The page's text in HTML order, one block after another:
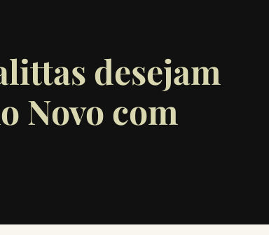
desejam
Novo com